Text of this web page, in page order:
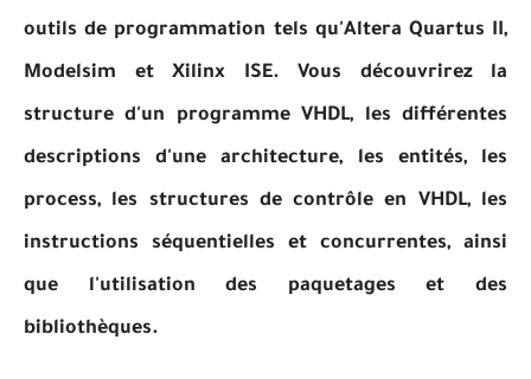
outils de programmation tels qu'Altera Quartus II,
Modelsim et Xilinx ISE. Vous découvrirez la
structure d'un programme VHDL, les différentes
descriptions d'une architecture, les entités, les
process, les structures de contrôle en VHDL, les
instructions séquentielles et concurrentes, ainsi
que l'utilisation des paquetages et des
bibliothèques.